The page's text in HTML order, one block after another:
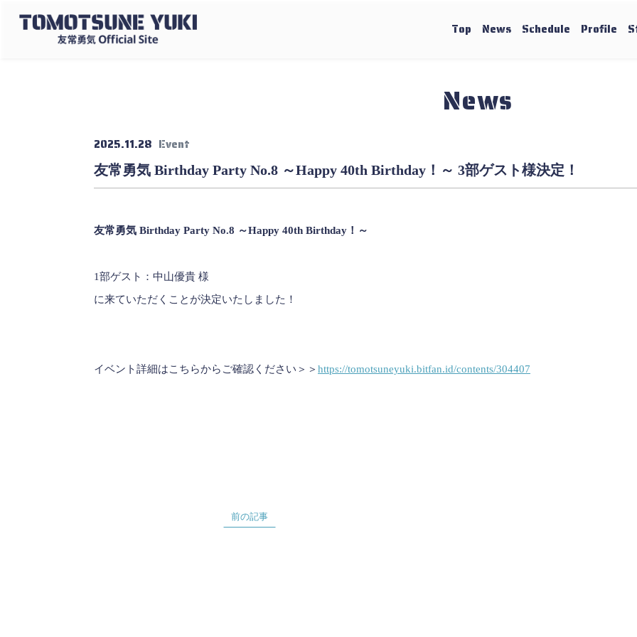
Top News Schedule Profile
News
2025.11.28 Event
友常勇気 Birthday Party No.8 ～Happy 40th Birthday！～ 3部ゲスト様決定！
友常勇気 Birthday Party No.8 ～Happy 40th Birthday！～
1部ゲスト：中山優貴 様
に来ていただくことが決定いたしました！
イベント詳細はこちらからご確認ください＞＞ https://tomotsuneyuki.bitfan.id/contents/304407
前の記事